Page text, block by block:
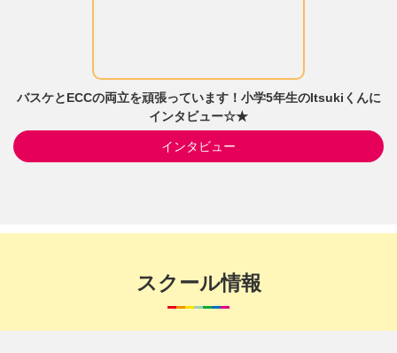
バスケとECCの両立を頑張っています！小学5年生のItsukiくんに
インタビュー☆★
インタビュー
スクール情報